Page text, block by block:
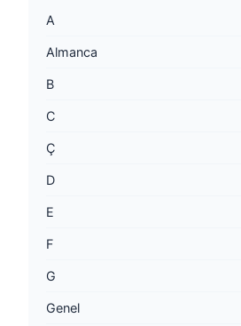
A
Almanca
B
C
Ç
D
E
F
G
Genel